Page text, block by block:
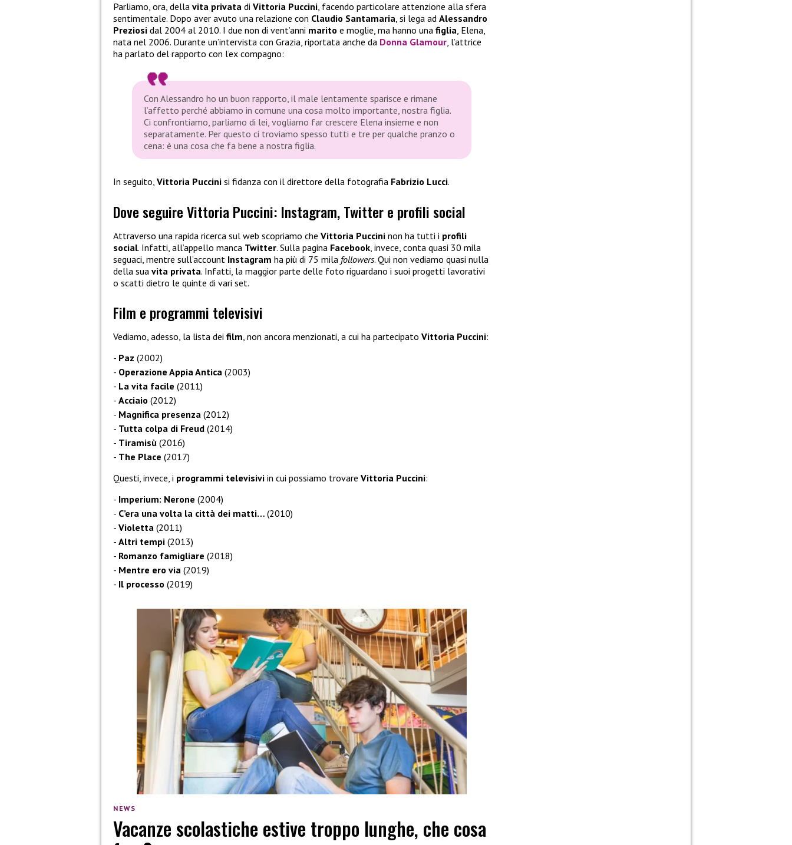
Parliamo, ora, della vita privata di Vittoria Puccini, facendo particolare attenzione alla sfera
sentimentale. Dopo aver avuto una relazione con Claudio Santamaria, si lega ad Alessandro
Preziosi dal 2004 al 2010. I due non di vent’anni marito e moglie, ma hanno una figlia, Elena,
nata nel 2006. Durante un’intervista con Grazia, riportata anche da Donna Glamour, l’attrice
ha parlato del rapporto con l’ex compagno:
Con Alessandro ho un buon rapporto, il male lentamente sparisce e rimane
l’affetto perché abbiamo in comune una cosa molto importante, nostra figlia.
Ci confrontiamo, parliamo di lei, vogliamo far crescere Elena insieme e non
separatamente. Per questo ci troviamo spesso tutti e tre per qualche pranzo o
cena: è una cosa che fa bene a nostra figlia.
In seguito, Vittoria Puccini si fidanza con il direttore della fotografia Fabrizio Lucci.
Dove seguire Vittoria Puccini: Instagram, Twitter e profili social
Attraverso una rapida ricerca sul web scopriamo che Vittoria Puccini non ha tutti i profili
social. Infatti, all’appello manca Twitter. Sulla pagina Facebook , invece, conta quasi 30 mila
seguaci, mentre sull’account Instagram ha più di 75 mila followers. Qui non vediamo quasi nulla
della sua vita privata. Infatti, la maggior parte delle foto riguardano i suoi progetti lavorativi
o scatti dietro le quinte di vari set.
Film e programmi televisivi
Vediamo, adesso, la lista dei film , non ancora menzionati, a cui ha partecipato Vittoria Puccini:
Paz (2002)
Operazione Appia Antica (2003)
La vita facile (2011)
Acciaio (2012)
Magnifica presenza (2012)
Tutta colpa di Freud (2014)
Tiramisù (2016)
The Place (2017)
Questi, invece, i programmi televisivi in cui possiamo trovare Vittoria Puccini:
Imperium: Nerone (2004)
C’era una volta la città dei matti… (2010)
Violetta (2011)
Altri tempi (2013)
Romanzo famigliare (2018)
Mentre ero via (2019)
Il processo (2019)
NEWS
Vacanze scolastiche estive troppo lunghe, che cosa